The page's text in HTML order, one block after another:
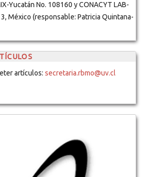
Yucatán No. 108160 y CONACYT LAB-
México (responsable: Patricia Quintana-
artículos: secretaria.rbmo@uv.cl